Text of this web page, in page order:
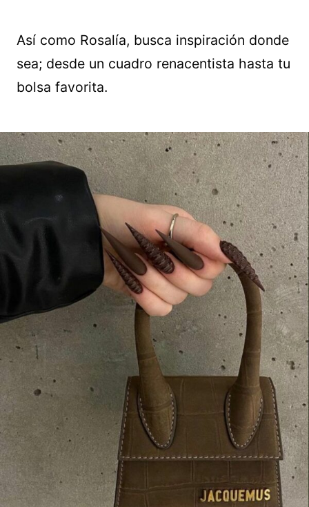
Así como Rosalía, busca inspiración donde
sea; desde un cuadro renacentista hasta tu
bolsa favorita.